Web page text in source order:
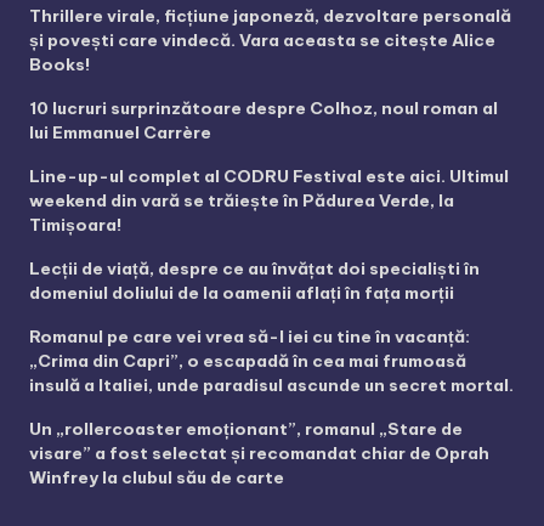
Thrillere virale, ficțiune japoneză, dezvoltare personală
și povești care vindecă. Vara aceasta se citește Alice
Books!
10 lucruri surprinzătoare despre Colhoz, noul roman al
lui Emmanuel Carrère
Line-up-ul complet al CODRU Festival este aici. Ultimul
weekend din vară se trăiește în Pădurea Verde, la
Timișoara!
Lecții de viață, despre ce au învățat doi specialiști în
domeniul doliului de la oamenii aflați în fața morții
Romanul pe care vei vrea să-l iei cu tine în vacanță:
„Crima din Capri”, o escapadă în cea mai frumoasă
insulă a Italiei, unde paradisul ascunde un secret mortal.
Un „rollercoaster emoționant”, romanul „Stare de
visare” a fost selectat și recomandat chiar de Oprah
Winfrey la clubul său de carte